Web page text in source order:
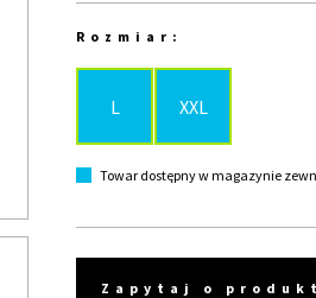
Rozmiar:
L XXL
Towar dostępny w magazynie
Zapytaj o produkt